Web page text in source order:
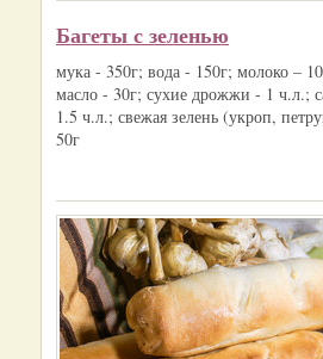
Багеты с зеленью
мука - 350г; вода - 150г; молоко –
масло - 30г; сухие дрожжи - 1 ч.л.;
1.5 ч.л.; свежая зелень (укроп,
50г